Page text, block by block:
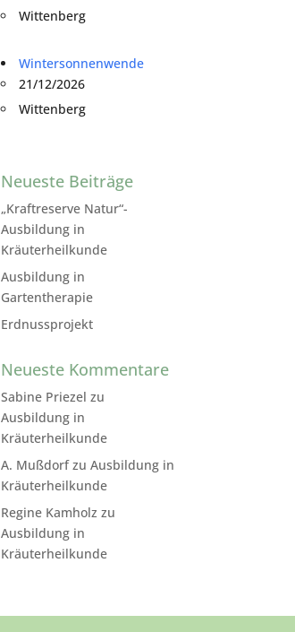
Wittenberg
Wintersonnenwende
21/12/2026
Wittenberg
Neueste Beiträge
„Kraftreserve Natur“-
Ausbildung in
Kräuterheilkunde
Ausbildung in
Gartentherapie
Erdnussprojekt
Neueste Kommentare
Sabine Priezel zu
Ausbildung in
Kräuterheilkunde
A. MußdorfzuAusbildung in
Kräuterheilkunde
Regine Kamholz zu
Ausbildung in
Kräuterheilkunde